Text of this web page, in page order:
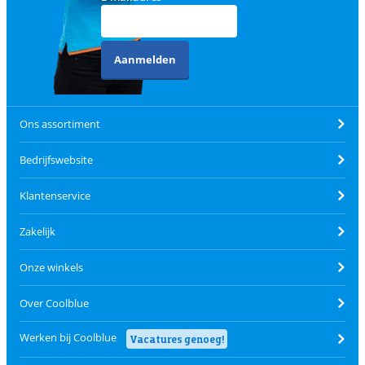
Aanmelden
Ons assortiment
Bedrijfswebsite
Klantenservice
Zakelijk
Onze winkels
Over Coolblue
Werken bij Coolblue Vacatures genoeg!